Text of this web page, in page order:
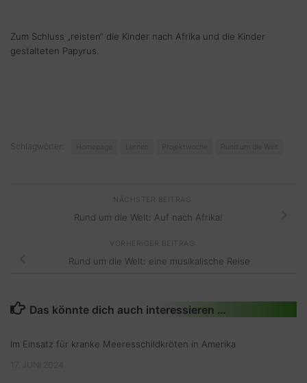
Zum Schluss „reisten“ die Kinder nach Afrika und die Kinder
gestalteten Papyrus.
Schlagwörter: Homepage Projektwoche Rund um die Welt
NÄCHSTER BEITRAG
Rund um die Welt: Auf nach Afrika!
VORHERIGER BEITRAG
Rund um die Welt: eine musikalische Reise
Das könnte dich auch interessieren …
Im Einsatz für kranke Meeresschildkröten in Amerika